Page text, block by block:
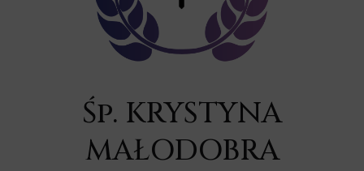
Śp. KRYSTYNA
MAŁODOBRA